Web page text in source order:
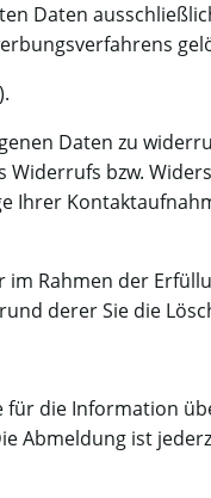
Daten
Daten zu
bzw.
Ihrer
Rahmen der
derer Sie die
die Information
Abmeldung ist